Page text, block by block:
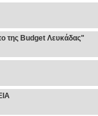
της Budget Λευκάδας"